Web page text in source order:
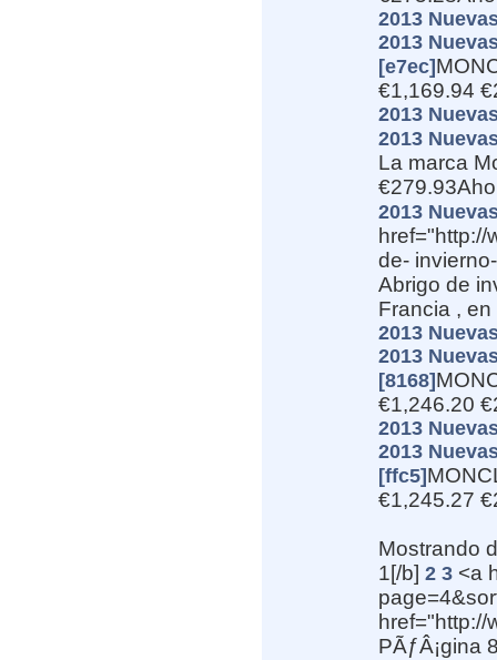
2013
2013
[e7ec]
€1,169.94
2013
2013
La marca
2013
de-
Abrigo de
Francia ,
2013
2013
[8168]
€1,246.20
2013
2013
[ffc5]
€1,245.27
Mostrando
1[/b] 2 3 <a
PÃƒÂ¡gina